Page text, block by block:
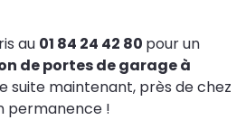
au 01 84 24 42 80 pour un
de portes de garage à
suite maintenant, près de chez
permanence !